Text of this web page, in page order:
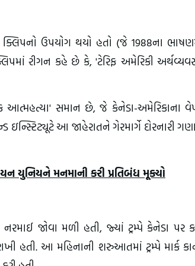
ક્લિપનો ઉપયોગ થયો હતો (જે 1988ના
રીગન કહે છે કે, 'ટેરિફ અમેરિકી
આત્મહત્યા' સમાન છે, જે કેનેડા-અમેરિકાના
આ જાહેરાતને ગેરમાર્ગે દોરનારી
યુનિયને મનમાની કરી પ્રતિબંધ મૂક્યો
જોવા મળી હતી, જ્યાં ટ્રમ્પે કેનેડા પર
હતી. આ મહિનાની શરુઆતમાં ટ્રમ્પે માર્ક